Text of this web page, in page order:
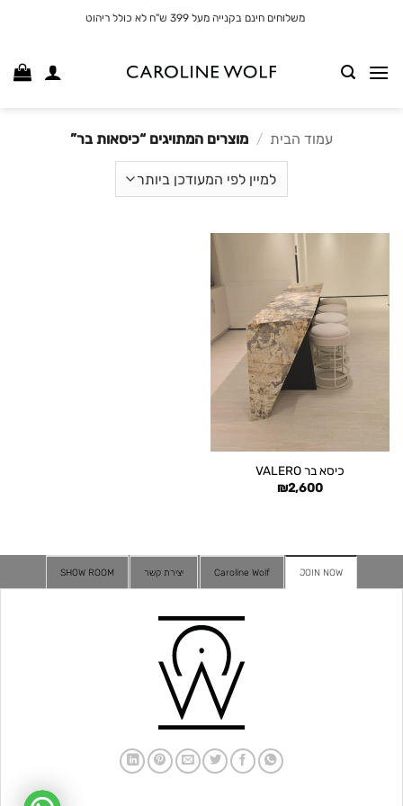
משלוחים חינם בקנייה מעל 399 ש"ח לא כולל ריהוט
עמוד הבית / מוצרים המתויגים “כיסאות בר”
כיסא בר VALERO
₪2,600
JOIN NOW
Caroline Wolf יצירת קשר SHOW ROOM